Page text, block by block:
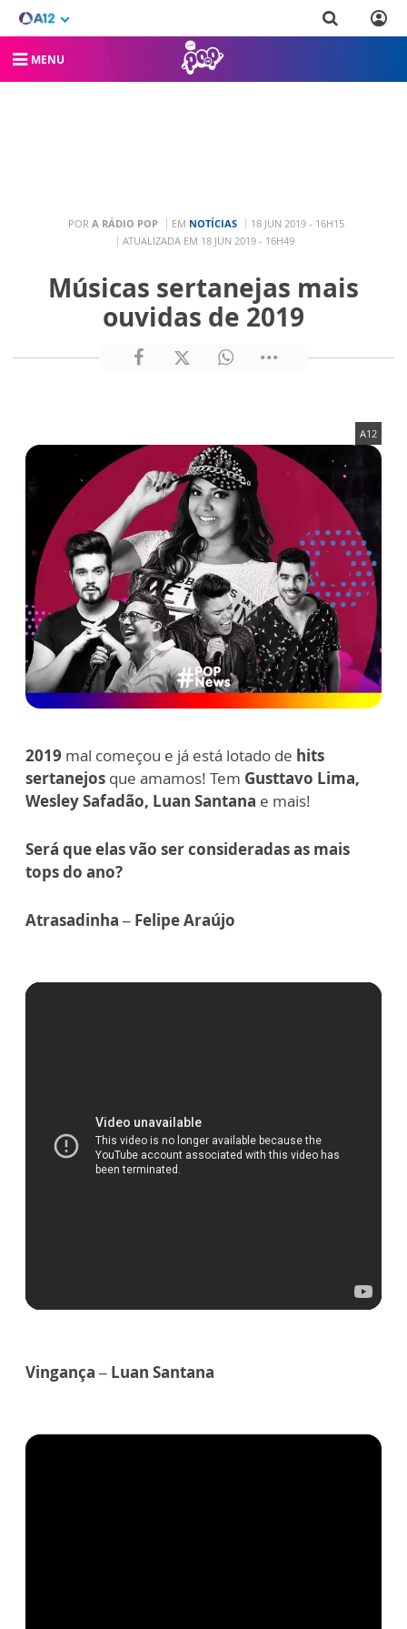
MENU
POR A RÁDIO POP EM NOTÍCIAS
18 JUN 2019 - 16H15
ATUALIZADA EM 18 JUN 2019 - 16H49
Músicas sertanejas mais
ouvidas de 2019
A12
2019 mal começou e já está lotado de hits
sertanejos que amamos! Tem Gusttavo Lima,
Wesley Safadão, Luan Santana e mais!
Será que elas vão ser consideradas as mais
tops do ano?
Atrasadinha – Felipe Araújo
Vingança – Luan Santana